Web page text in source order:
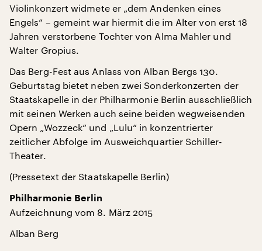
Violinkonzert widmete er „dem Andenken eines
Engels“ – gemeint war hiermit die im Alter von erst 18
Jahren verstorbene Tochter von Alma Mahler und
Walter Gropius.
Das Berg-Fest aus Anlass von Alban Bergs 130.
Geburtstag bietet neben zwei Sonderkonzerten der
Staatskapelle in der Philharmonie Berlin ausschließlich
mit seinen Werken auch seine beiden wegweisenden
Opern „Wozzeck“ und „Lulu“ in konzentrierter
zeitlicher Abfolge im Ausweichquartier Schiller-
Theater.
(Pressetext der Staatskapelle Berlin)
Philharmonie Berlin
Aufzeichnung vom 8. März 2015
Alban Berg